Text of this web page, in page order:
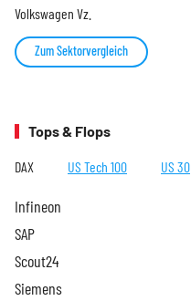
Volkswagen Vz.
Zum Sektorvergleich
Tops & Flops
DAX US Tech 100 US 30
Infineon
SAP
Scout24
Siemens